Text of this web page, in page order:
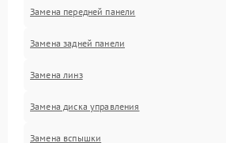
Замена передней панели
Замена задней панели
Замена линз
Замена диска управления
Замена вспышки